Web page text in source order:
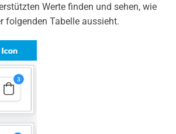
Werte finden und sehen, wie
folgenden Tabelle aussieht.